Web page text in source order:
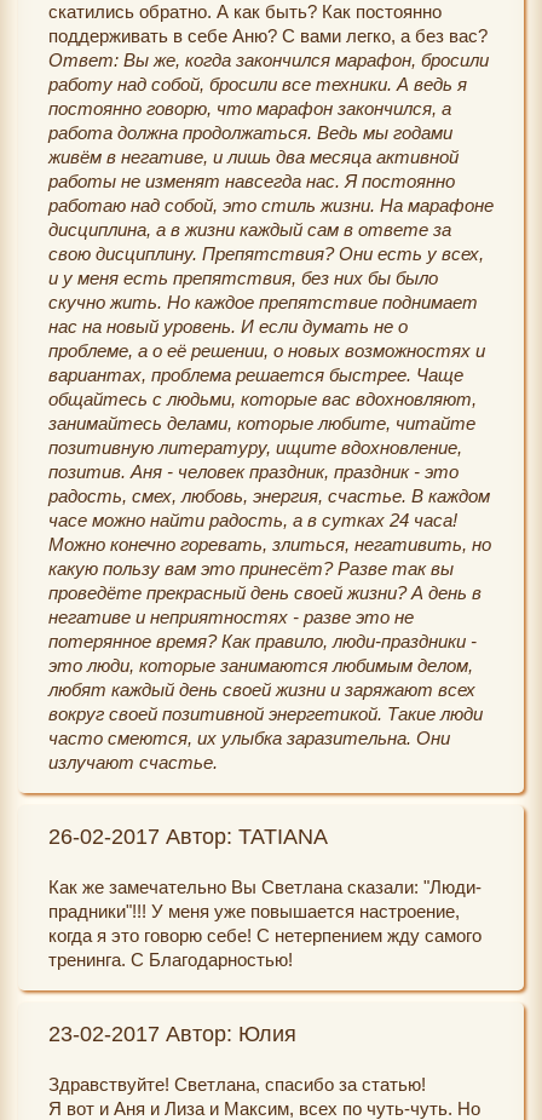
скатились обратно. А как быть? Как постоянно
поддерживать в себе Аню? С вами легко, а без вас?
Ответ: Вы же, когда закончился марафон, бросили
работу над собой, бросили все техники. А ведь я
постоянно говорю, что марафон закончился, а
работа должна продолжаться. Ведь мы годами
живём в негативе, и лишь два месяца активной
работы не изменят навсегда нас. Я постоянно
работаю над собой, это стиль жизни. На марафоне
дисциплина, а в жизни каждый сам в ответе за
свою дисциплину. Препятствия? Они есть у всех,
и у меня есть препятствия, без них бы было
скучно жить. Но каждое препятствие поднимает
нас на новый уровень. И если думать не о
проблеме, а о её решении, о новых возможностях и
вариантах, проблема решается быстрее. Чаще
общайтесь с людьми, которые вас вдохновляют,
занимайтесь делами, которые любите, читайте
позитивную литературу, ищите вдохновление,
позитив. Аня - человек праздник, праздник - это
радость, смех, любовь, энергия, счастье. В каждом
часе можно найти радость, а в сутках 24 часа!
Можно конечно горевать, злиться, негативить, но
какую пользу вам это принесёт? Разве так вы
проведёте прекрасный день своей жизни? А день в
негативе и неприятностях - разве это не
потерянное время? Как правило, люди-праздники -
это люди, которые занимаются любимым делом,
любят каждый день своей жизни и заряжают всех
вокруг своей позитивной энергетикой. Такие люди
часто смеются, их улыбка заразительна. Они
излучают счастье.
26-02-2017 Автор: TATIANA
Как же замечательно Вы Светлана сказали: "Люди-
прадники"!!! У меня уже повышается настроение,
когда я это говорю себе! С нетерпением жду самого
тренинга. С Благодарностью!
23-02-2017 Автор: Юлия
Здравствуйте! Светлана, спасибо за статью!
Я вот и Аня и Лиза и Максим, всех по чуть-чуть. Но